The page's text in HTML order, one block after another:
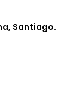
Santiago.